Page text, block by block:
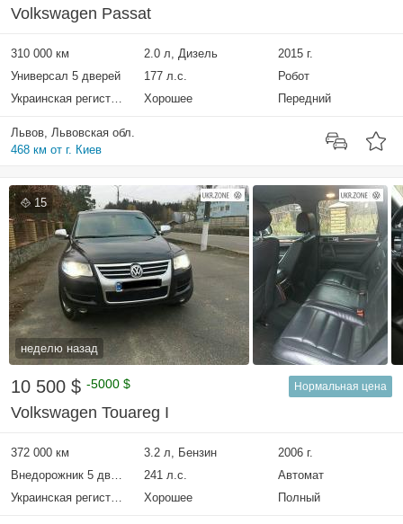
Volkswagen Passat
310 000 км 2.0 л, Дизель
2015 г.
Универсал 5 дверей
177 л.с.
Робот
Украинская регистрация
Хорошее Передний
Львов, Львовская обл.
468 км от г. Киев
15
неделю назад
10 500 $ -5000 $ Нормальная цена
Volkswagen Touareg I
372 000 км 3.2 л, Бензин
2006 г.
Внедорожник 5 дверей
241 л.с.
Автомат
Украинская регистрация
Хорошее Полный